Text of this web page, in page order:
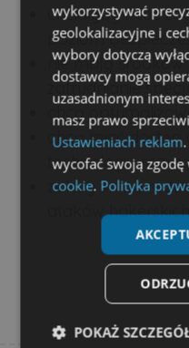
chciałyby mieć
poziom
nie mają
zatrudnianie
chcą
chcą mieć dostęp
technologii i
zależy im na
ataków
wykorzystywać
geolokalizacyjne i
wybory dotyczą
dostawcy mogą
uzasadnionym
masz prawo
Ustawieniach reklam
wycofać swoją zgodę
cookie. Polityka
POKAŻ